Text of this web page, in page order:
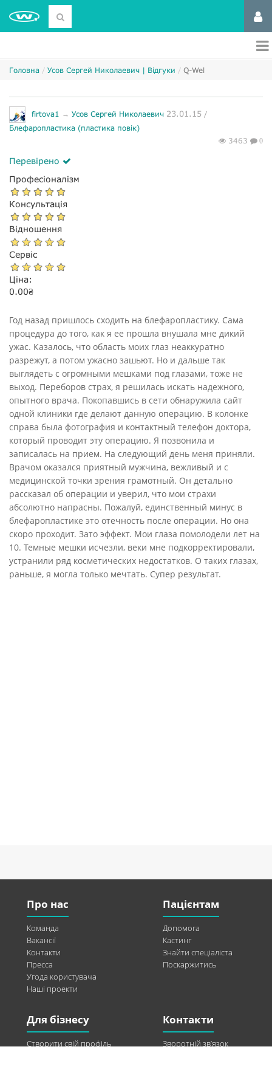
Головна Усов Сергей Николаевич | Відгуки Q-Wel
firtova1 → Усов Сергей Николаевич 23.01.15 /
Блефаропластика (пластика повік)
3463
0
Перевірено
Професіоналізм
Консультація
Відношення
Сервіс
Ціна:
0.00₴
Год назад пришлось сходить на блефаропластику. Сама
процедура до того, как я ее прошла внушала мне дикий
ужас. Казалось, что область моих глаз неаккуратно
разрежут, а потом ужасно зашьют. Но и дальше так
выглядеть с огромными мешками под глазами, тоже не
выход. Переборов страх, я решилась искать надежного,
опытного врача. Покопавшись в сети обнаружила сайт
одной клиники где делают данную операцию. В колонке
справа была фотография и контактный телефон доктора,
который проводит эту операцию. Я позвонила и
записалась на прием. На следующий день меня приняли.
Врачом оказался приятный мужчина, вежливый и с
медицинской точки зрения грамотный. Он детально
рассказал об операции и уверил, что мои страхи
абсолютно напрасны. Пожалуй, единственный минус в
блефаропластике это отечность после операции. Но она
скоро проходит. Зато эффект. Мои глаза помолодели лет на
10. Темные мешки исчезли, веки мне подкорректировали,
устранили ряд косметических недостатков. О таких глазах,
раньше, я могла только мечтать. Супер результат.
Про нас
Команда
Вакансії
Контакти
Пресса
Угода користувача
Наші проекти
Пацієнтам
Допомога
Кастинг
Знайти спеціаліста
Поскаржитись
Для бізнесу
Створити свій профіль
Контакти
Зворотній зв’язок